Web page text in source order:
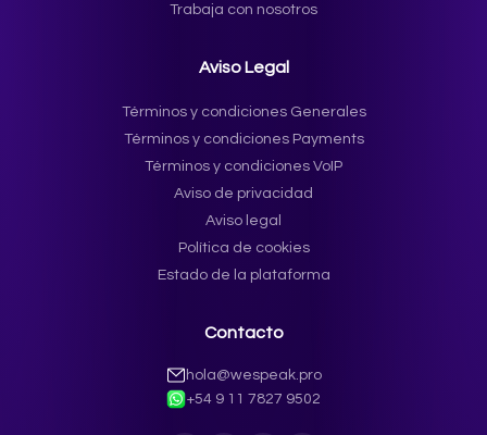
Trabaja con nosotros
Aviso Legal
Términos y condiciones Generales
Términos y condiciones Payments
Términos y condiciones VoIP
Aviso de privacidad
Aviso legal
Política de cookies
Estado de la plataforma
Contacto
hola@wespeak.pro
+54 9 11 7827 9502